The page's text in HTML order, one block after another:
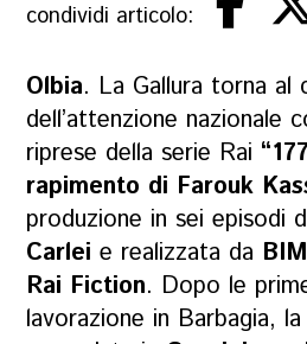
condividi articolo:
Olbia. La Gallura torna al
dell’attenzione nazionale
riprese della serie Rai
rapimento di Farouk
produzione in sei episodi
Carlei e realizzata da
Rai Fiction. Dopo le
lavorazione in Barbagia,